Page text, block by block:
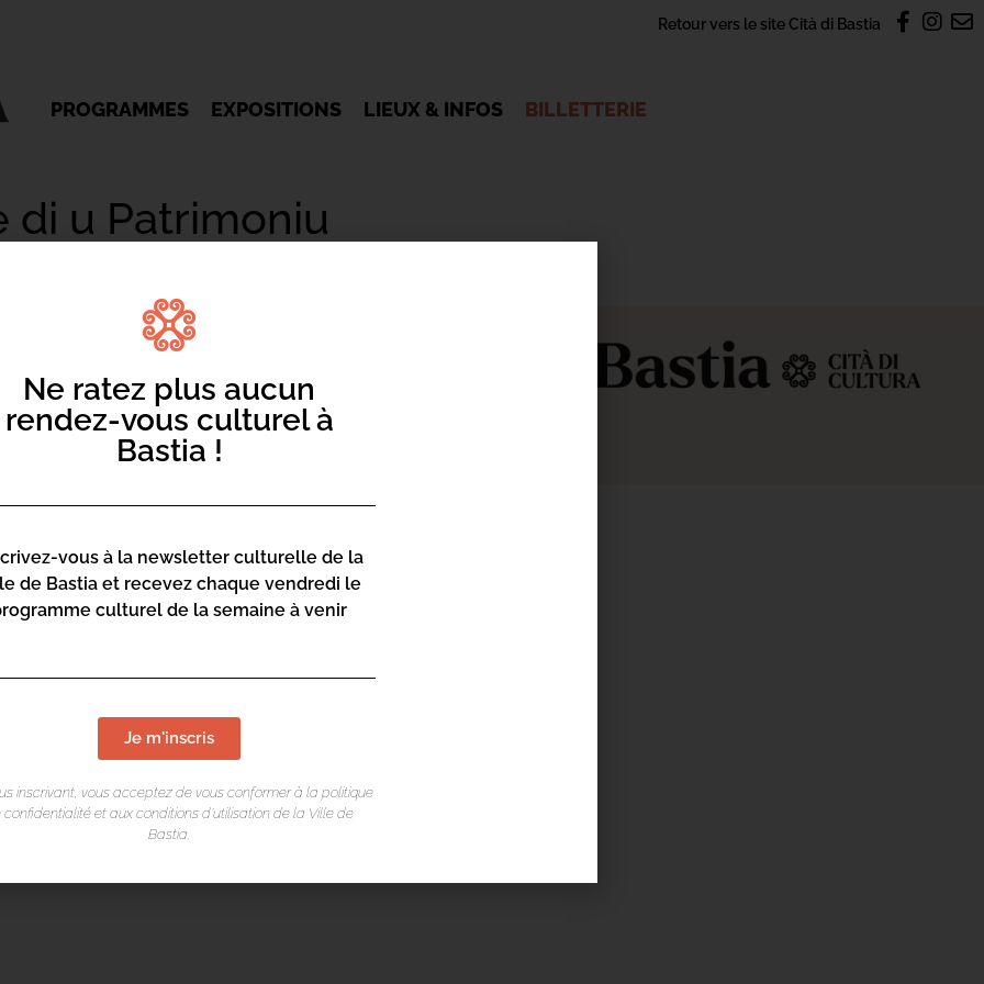
Retour vers le site Cità di Bastia
PROGRAMMES EXPOSITIONS LIEUX & INFOS BILLETTERIE
di u Patrimoniu
Mentions légales/Cookie/ Réalisation Corsicaweb
Ne ratez plus aucun
rendez-vous culturel à
Bastia !
vous à la newsletter culturelle de la
de Bastia et recevez chaque vendredi le
culturel de la semaine à venir
Je m'inscris
inscrivant, vous acceptez de vous conformer à la politique
confidentialité et aux conditions d’utilisation de la Ville de
Bastia.